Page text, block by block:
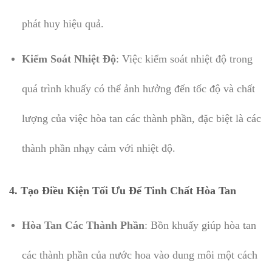
phát huy hiệu quả.
Kiểm Soát Nhiệt Độ: Việc kiểm soát nhiệt độ trong
quá trình khuấy có thể ảnh hưởng đến tốc độ và chất
lượng của việc hòa tan các thành phần, đặc biệt là các
thành phần nhạy cảm với nhiệt độ.
4. Tạo Điều Kiện Tối Ưu Để Tinh Chất Hòa Tan
Hòa Tan Các Thành Phần: Bồn khuấy giúp hòa tan
các thành phần của nước hoa vào dung môi một cách